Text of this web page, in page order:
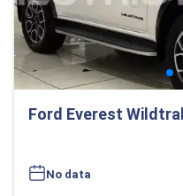
Ford Everest
No data